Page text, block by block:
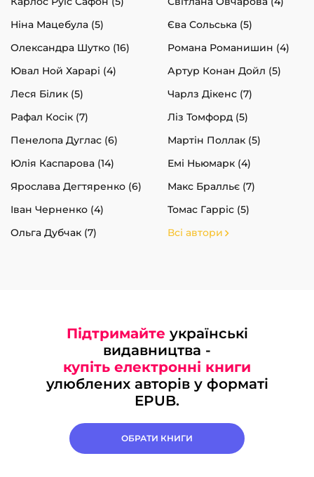
Ніна Мацебула (5)
Єва Сольська (5)
Олександра Шутко (16)
Романа Романишин (4)
Ювал Ной Харарі (4)
Артур Конан Дойл (5)
Леся Білик (5)
Чарлз Дікенс (7)
Рафал Косік (7)
Ліз Томфорд (5)
Пенелопа Дуглас (6)
Мартін Поллак (5)
Юлія Каспарова (14)
Емі Ньюмарк (4)
Ярослава Дегтяренко (6)
Макс Бралльє (7)
Іван Черненко (4)
Томас Гарріс (5)
Ольга Дубчак (7)
Всі автори
Підтримайте українські
видавництва -
купіть електронні книги
улюблених авторів у форматі
EPUB.
ОБРАТИ КНИГИ